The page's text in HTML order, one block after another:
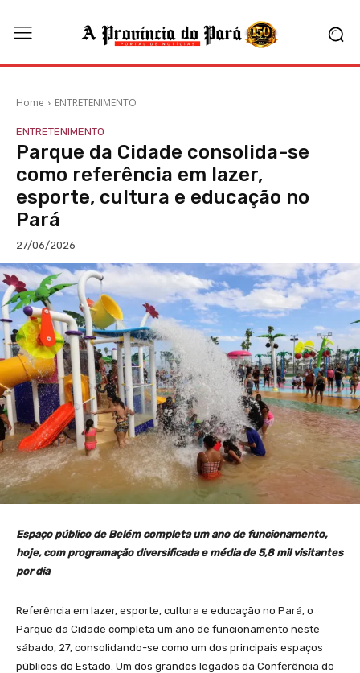
Home ENTRETENIMENTO
ENTRETENIMENTO
Parque da Cidade consolida-se
como referência em lazer,
esporte, cultura e educação no
Pará
27/06/2026
Espaço público de Belém completa um ano de funcionamento,
hoje, com programação diversificada e média de 5,8 mil visitantes
por dia
Referência em lazer, esporte, cultura e educação no Pará, o
Parque da Cidade completa um ano de funcionamento neste
sábado, 27, consolidando-se como um dos principais espaços
públicos do Estado. Um dos grandes legados da Conferência do